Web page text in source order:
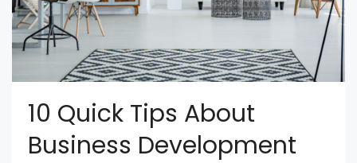
10 Quick Tips About
Business Development